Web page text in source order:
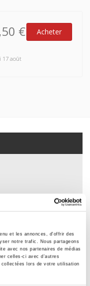
et les annonces, d'offrir des
notre trafic. Nous partageons
avec nos partenaires de médias
celles-ci avec d'autres
lors de votre utilisation
€ Acheter
17 août